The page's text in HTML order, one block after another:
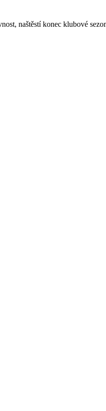
naštěstí konec klubové